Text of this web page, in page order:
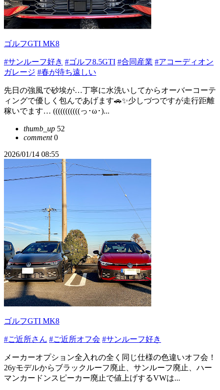
ゴルフGTI MK8
#サンルーフ好き #ゴルフ8.5GTI #合同産業 #アコーディオン
ガレージ #春が待ち遠しい
先日の強風で砂埃が…丁寧に水洗いしてからオーバーコーテ
ィングで優しく包んであげます🚗✨少しづつですが走行距離
稼いでます… (((((((((((っ･ω･)...
thumb_up 52
comment0
2026/01/14 08:55
ゴルフGTI MK8
#ご近所さん #ご近所オフ会 #サンルーフ好き
メーカーオプション全入れの全く同じ仕様の色違いオフ会！
26yモデルからブラックルーフ廃止、サンルーフ廃止、ハー
マンカードンスピーカー廃止で値上げするVWは...